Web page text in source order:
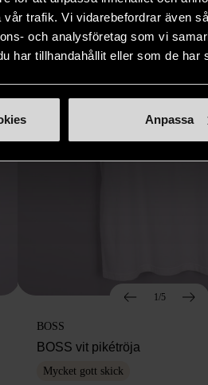
trafik. Vi vidarebefordrar även
och analysföretag som vi
har tillhandahållit eller som de har
Anpassa
1/5
BOSS
BOSS vit pikétröja
Mycket gott skick